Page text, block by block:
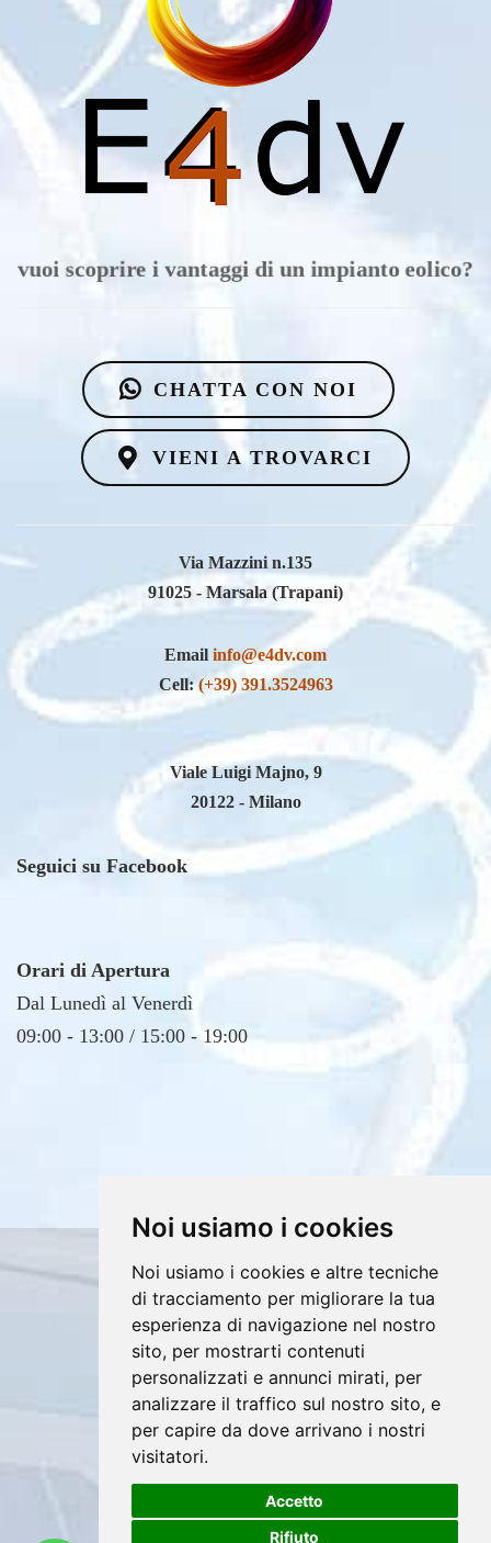
Noi usiamo i cookies
Noi usiamo i cookies e altre tecniche
di tracciamento per migliorare la tua
esperienza di navigazione nel nostro
sito, per mostrarti contenuti
personalizzati e annunci mirati, per
analizzare il traffico sul nostro sito, e
per capire da dove arrivano i nostri
visitatori.
Accetto
Rifiuto
vuoi scoprire i vantaggi di un impianto eolico?
CHATTA CON NOI
VIENI A TROVARCI
Via Mazzini n.135
91025 - Marsala (Trapani)
Email info@e4dv.com
Cell:(+39) 391.3524963
Viale Luigi Majno, 9
20122 - Milano
Seguici su Facebook
Orari di Apertura
Dal Lunedì al Venerdì
09:00 - 13:00 / 15:00 - 19:00
riservati.
Partita Iva: 02607760812 /
Privacy e Cookie Policy
Sito realizzato conClickoso